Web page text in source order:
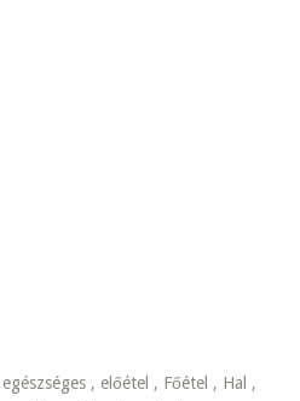
egészséges , előétel , Főétel , Hal ,